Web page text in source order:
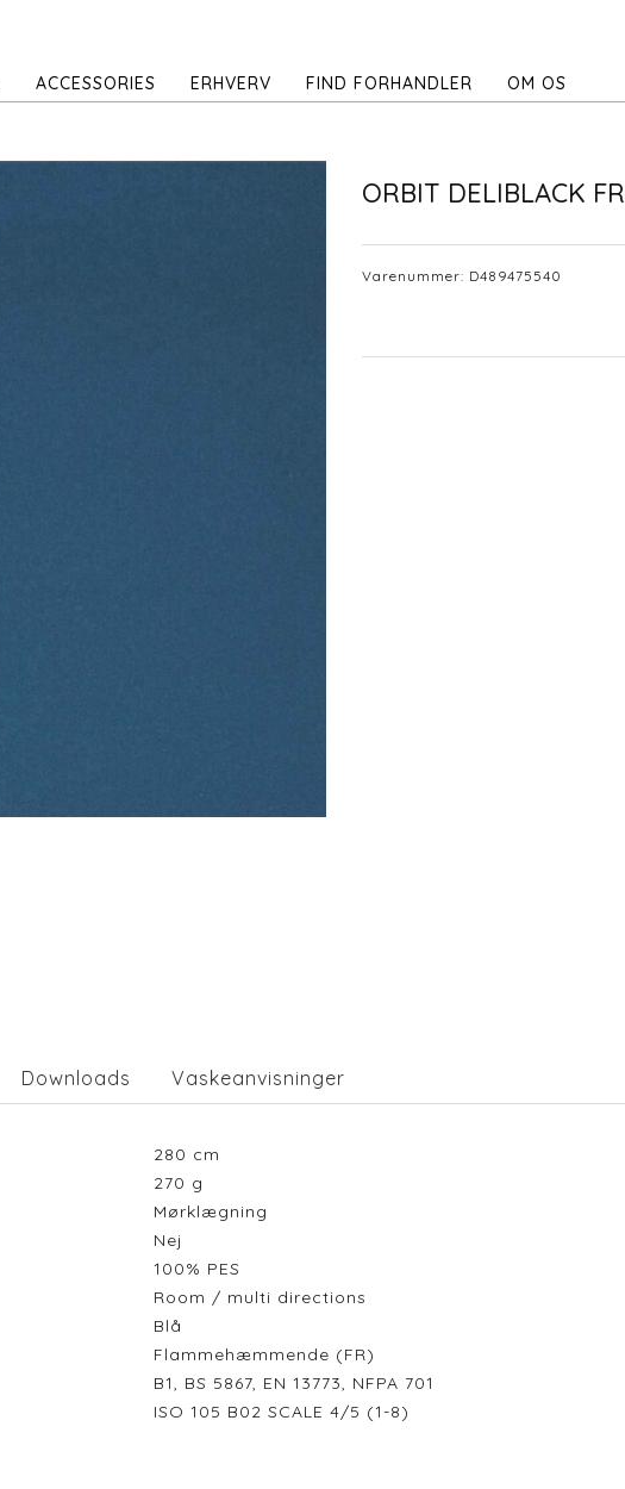
ACCESSORIES ERHVERV FIND FORHANDLER OM OS
ORBIT DELIBLACK FR
Varenummer: D489475540
Downloads Vaskeanvisninger
280 cm
270 g
Mørklægning
Nej
100% PES
Room / multi directions
Blå
Flammehæmmende (FR)
B1, BS 5867, EN 13773, NFPA 701
ISO 105 B02 SCALE 4/5 (1-8)